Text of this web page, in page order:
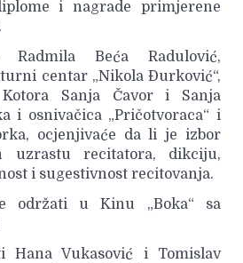
i nagrade primjerene
Beća Radulović,
centar „Nikola Đurković“,
Sanja Čavor i Sanja
i osnivačica „Pričotvoraca“ i
ocjenjivaće da li je izbor
uzrastu recitatora, dikciju,
i sugestivnost recitovanja.
održati u Kinu „Boka“ sa
Hana Vukasović i Tomislav